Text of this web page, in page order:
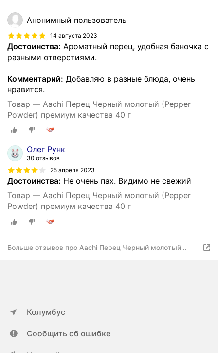
Анонимный пользователь
14 августа 2023
Достоинства: Ароматный перец, удобная баночка с
разными отверстиями.
Комментарий: Добавляю в разные блюда, очень
нравится.
Товар — Aachi Перец Черный молотый (Pepper
Powder) премиум качества 40 г
Олег Рунк
30 отзывов
25 апреля 2023
Достоинства: Не очень пах. Видимо не свежий
Товар — Aachi Перец Черный молотый (Pepper
Powder) премиум качества 40 г
Больше отзывов про Aachi Перец Черный молотый
Колумбус
Сообщить об ошибке